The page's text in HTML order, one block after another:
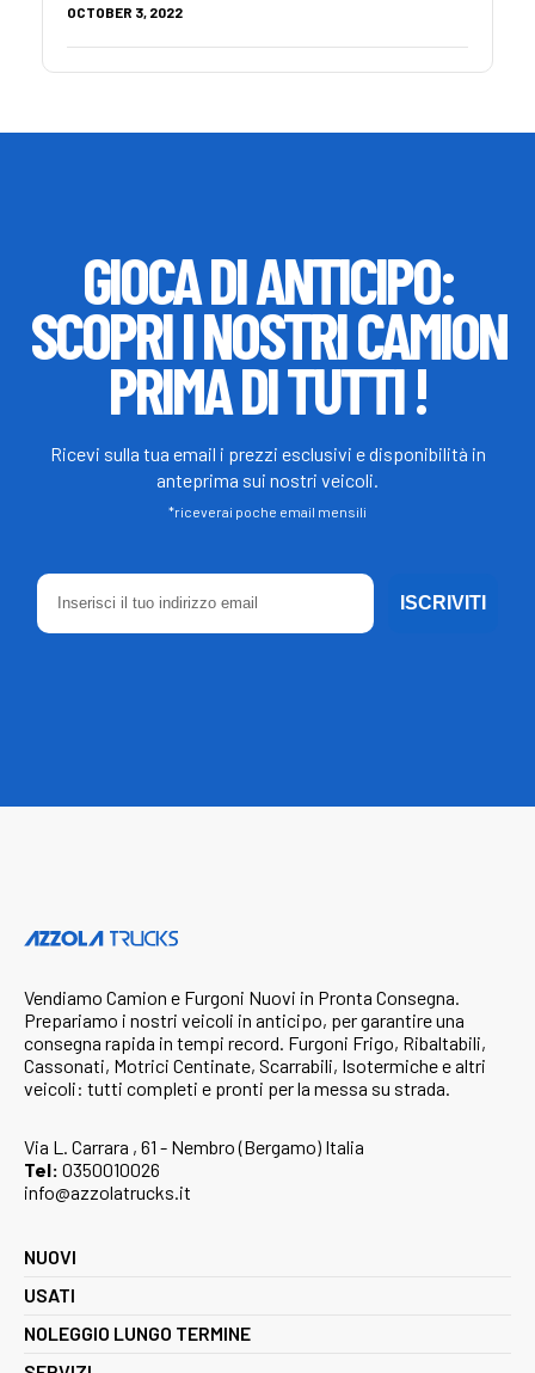
OCTOBER 3, 2022
GIOCA DI ANTICIPO:
SCOPRI I NOSTRI CAMION
PRIMA DI TUTTI !
Ricevi sulla tua email i prezzi esclusivi e disponibilità in
anteprima sui nostri veicoli.
*riceverai poche email mensili
ISCRIVITI
Vendiamo Camion e Furgoni Nuovi in Pronta Consegna.
Prepariamo i nostri veicoli in anticipo, per garantire una
consegna rapida in tempi record. Furgoni Frigo, Ribaltabili,
Cassonati, Motrici Centinate, Scarrabili, Isotermiche e altri
veicoli: tutti completi e pronti per la messa su strada.
Via L. Carrara , 61 - Nembro (Bergamo) Italia
Tel: 0350010026
info@azzolatrucks.it
NUOVI
USATI
NOLEGGIO LUNGO TERMINE